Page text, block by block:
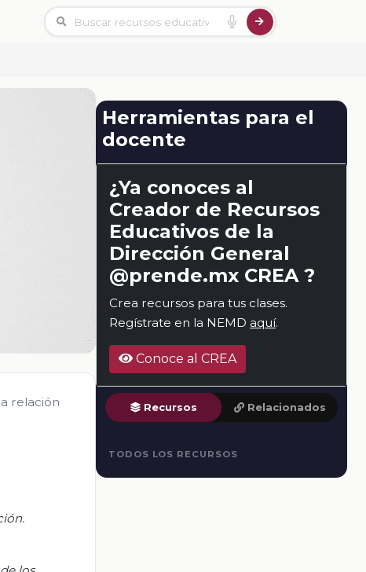
relación
Herramientas para el
docente
¿Ya conoces al
Creador de Recursos
Educativos de la
Dirección General
@prende.mx CREA ?
Crea recursos para tus clases.
Regístrate en la NEMD aquí.
Conoce al CREA
Recursos Relacionados
TODOS LOS RECURSOS